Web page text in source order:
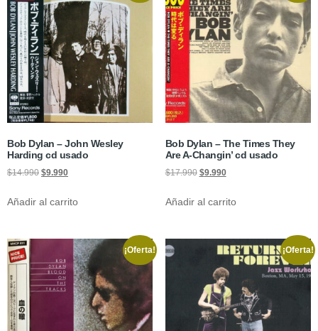
Bob Dylan – John Wesley
Harding cd usado
$14.990 $9.990
Añadir al carrito
Bob Dylan – The Times They
Are A-Changin’ cd usado
$17.990 $9.990
Añadir al carrito
¡Oferta! ¡Oferta!